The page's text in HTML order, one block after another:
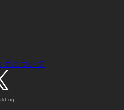
グについて